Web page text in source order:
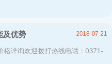
及优势
格详询欢迎拨打热线电话：0371-
2018-07-21